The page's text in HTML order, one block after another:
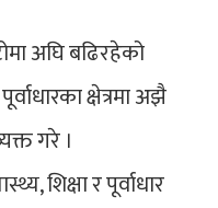
अघि बढिरहेको
क्षेत्रमा अझै
गरे ।
शिक्षा र पूर्वाधार